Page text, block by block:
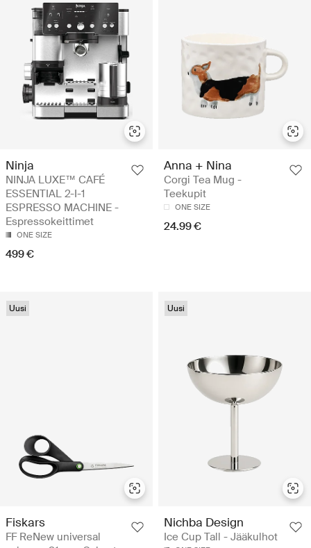
Ninja
NINJA LUXE™ CAFÉ
ESSENTIAL 2-I-1
ESPRESSO MACHINE -
Espressokeittimet
ONE SIZE
499 €
Anna + Nina
Corgi Tea Mug -
Teekupit
ONE SIZE
24.99 €
Uusi
Fiskars
FF ReNew universal
Uusi
Nichba Design
Ice Cup Tall - Jääkulhot